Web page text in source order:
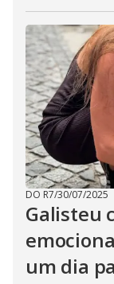
DO R7/30/07/2025
Galisteu
um dia